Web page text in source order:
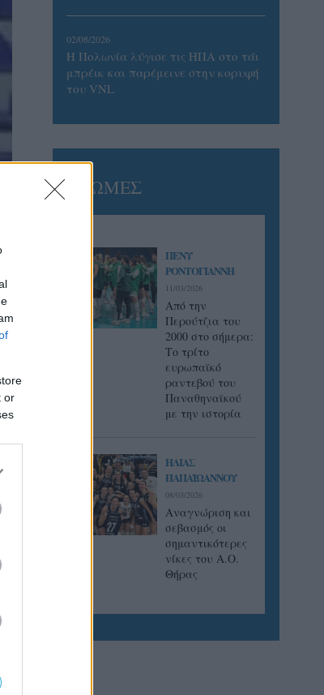
or
02/08/2026
Η Πολωνία λύγισε τις ΗΠΑ στο τάι
μπρέικ και παρέμεινε στην κορυφή
του VNL
ΓΝΩΜΕΣ
ΠΕΝΥ
ΡΟΝΤΟΓΙΑΝΝΗ
11/03/2026
Από την
Περούτζια του
2000 στο σήμερα:
Tο τρίτο
ευρωπαϊκό
ραντεβού του
Παναθηναϊκού
με την ιστορία
ΗΛΙΑΣ
ΠΑΠΑΪΩΑΝΝΟΥ
08/03/2026
Αναγνώριση και
σεβασμός οι
σημαντικότερες
νίκες του Α.Ο.
Θήρας